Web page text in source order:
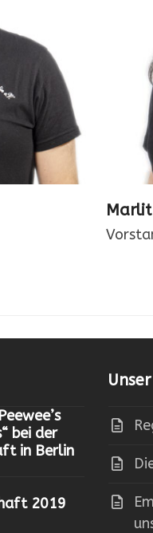
Marlit
bei der
in Berlin
2019